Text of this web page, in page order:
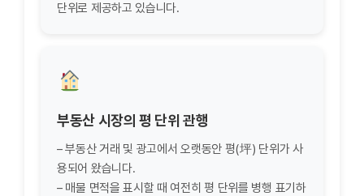
단위로 제공하고 있습니다.
부동산 시장의 평 단위 관행
– 부동산 거래 및 광고에서 오랫동안 평(坪) 단위가 사
용되어 왔습니다.
– 매물 면적을 표시할 때 여전히 평 단위를 병행 표기하